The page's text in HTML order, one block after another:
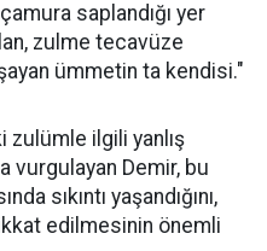
saplandığı yer
zulme tecavüze
ümmetin ta kendisi."
zulümle ilgili yanlış
vurgulayan Demir, bu
sıkıntı yaşandığını,
edilmesinin önemli